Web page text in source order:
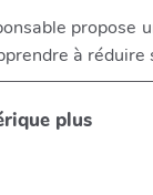
propose
à
plus